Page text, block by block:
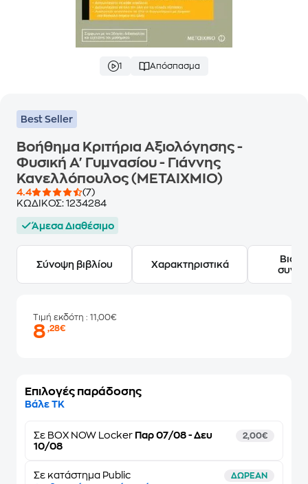
1 Απόσπασμα
Best Seller
Βοήθημα Κριτήρια Αξιολόγησης -
Φυσική Α' Γυμνασίου - Γιάννης
Κανελλόπουλος (ΜΕΤΑΙΧΜΙΟ)
4.4
(7)
ΚΩΔΙΚΟΣ: 1234284
Άμεσα Διαθέσιμο
Σύνοψη βιβλίου Χαρακτηριστικά
Τιμή εκδότη : 11,00€
8,28€
Επιλογές παράδοσης
Βάλε ΤΚ
Σε BOX NOW Locker Παρ 07/08 - Δευ
10/08
2,00€
Σε κατάστημα Public ΔΩΡΕΑΝ